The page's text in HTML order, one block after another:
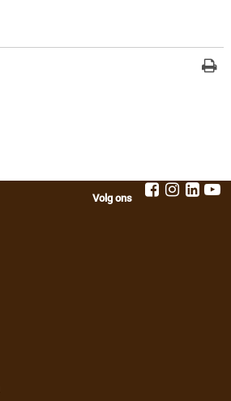
Volg ons